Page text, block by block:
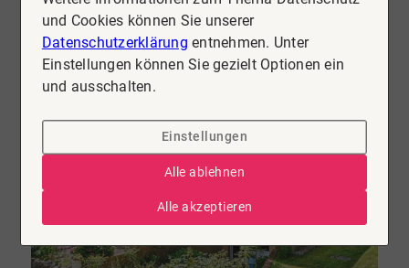
279.000 € Mehr erfahren
und Cookies können Sie unserer
Datenschutzerklärung entnehmen. Unter
Einstellungen können Sie gezielt Optionen ein
und ausschalten.
Einstellungen
Alle ablehnen
Alle akzeptieren